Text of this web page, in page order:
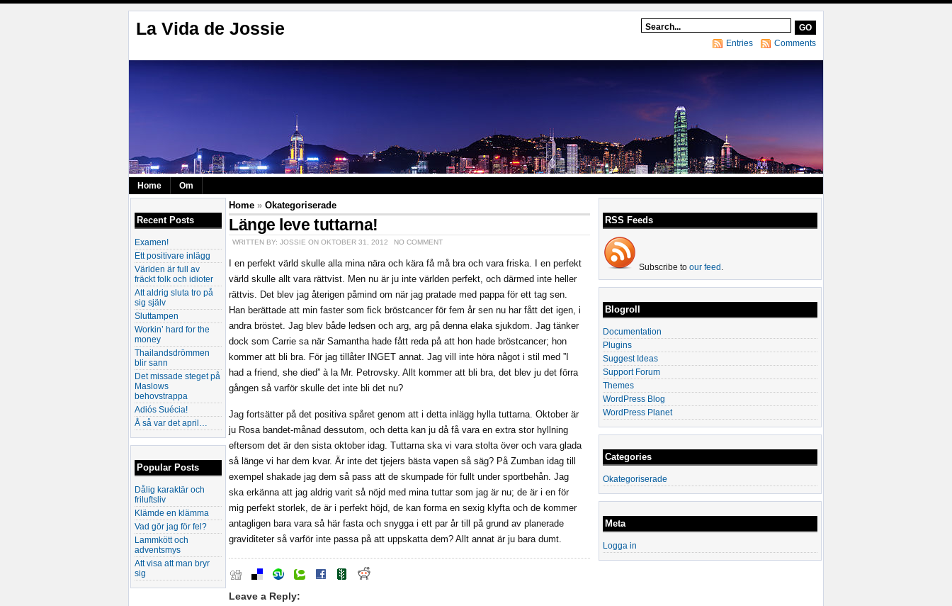
La Vida de Jossie
Comments
Entries
Home Om
Recent Posts
Examen!
Ett positivare inlägg
Världen är full av
fräckt folk och idioter
Att aldrig sluta tro på
sig själv
Sluttampen
Workin’ hard for the
money
Thailandsdrömmen
blir sann
Det missade steget på
Maslows
behovstrappa
Adiós Suécia!
Å så var det april…
Popular Posts
Dålig karaktär och
friluftsliv
Klämde en klämma
Vad gör jag för fel?
Lammkött och
adventsmys
Att visa att man bryr
sig
Home » Okategoriserade
Länge leve tuttarna!
WRITTEN BY: JOSSIE ON OKTOBER 31, 2012 NO COMMENT
I en perfekt värld skulle alla mina nära och kära få må bra och vara friska. I en perfekt
värld skulle allt vara rättvist. Men nu är ju inte världen perfekt, och därmed inte heller
rättvis. Det blev jag återigen påmind om när jag pratade med pappa för ett tag sen.
Han berättade att min faster som fick bröstcancer för fem år sen nu har fått det igen, i
andra bröstet. Jag blev både ledsen och arg, arg på denna elaka sjukdom. Jag tänker
dock som Carrie sa när Samantha hade fått reda på att hon hade bröstcancer; hon
kommer att bli bra. För jag tillåter INGET annat. Jag vill inte höra något i stil med ”I
had a friend, she died” à la Mr. Petrovsky. Allt kommer att bli bra, det blev ju det förra
gången så varför skulle det inte bli det nu?
Jag fortsätter på det positiva spåret genom att i detta inlägg hylla tuttarna. Oktober är
ju Rosa bandet-månad dessutom, och detta kan ju då få vara en extra stor hyllning
eftersom det är den sista oktober idag. Tuttarna ska vi vara stolta över och vara glada
så länge vi har dem kvar. Är inte det tjejers bästa vapen så säg? På Zumban idag till
exempel shakade jag dem så pass att de skumpade för fullt under sportbehån. Jag
ska erkänna att jag aldrig varit så nöjd med mina tuttar som jag är nu; de är i en för
mig perfekt storlek, de är i perfekt höjd, de kan forma en sexig klyfta och de kommer
antagligen bara vara så här fasta och snygga i ett par år till på grund av planerade
graviditeter så varför inte passa på att uppskatta dem? Allt annat är ju bara dumt.
Leave a Reply:
RSS Feeds
Subscribe to our feed .
Blogroll
Documentation
Plugins
Suggest Ideas
Support Forum
Themes
WordPress Blog
WordPress Planet
Categories
Okategoriserade
Meta
Logga in